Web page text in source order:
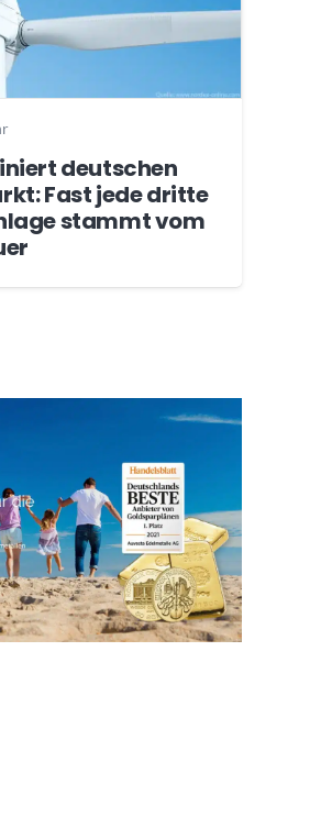
deutschen
Fast jede dritte
stammt vom